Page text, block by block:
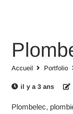
Accueil Portfolio
il y a 3 ans
Plombelec,